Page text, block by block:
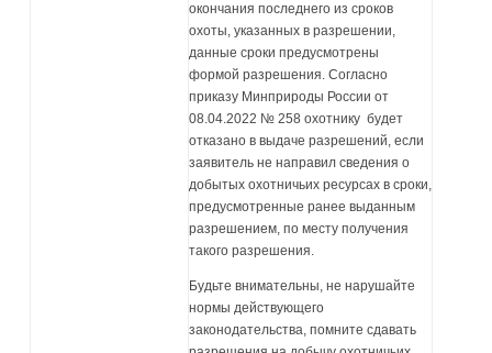
окончания последнего из сроков
охоты, указанных в разрешении,
данные сроки предусмотрены
формой разрешения. Согласно
приказу Минприроды России от
08.04.2022 № 258 охотнику будет
отказано в выдаче разрешений, если
заявитель не направил сведения о
добытых охотничьих ресурсах в сроки,
предусмотренные ранее выданным
разрешением, по месту получения
такого разрешения.
Будьте внимательны, не нарушайте
нормы действующего
законодательства, помните сдавать